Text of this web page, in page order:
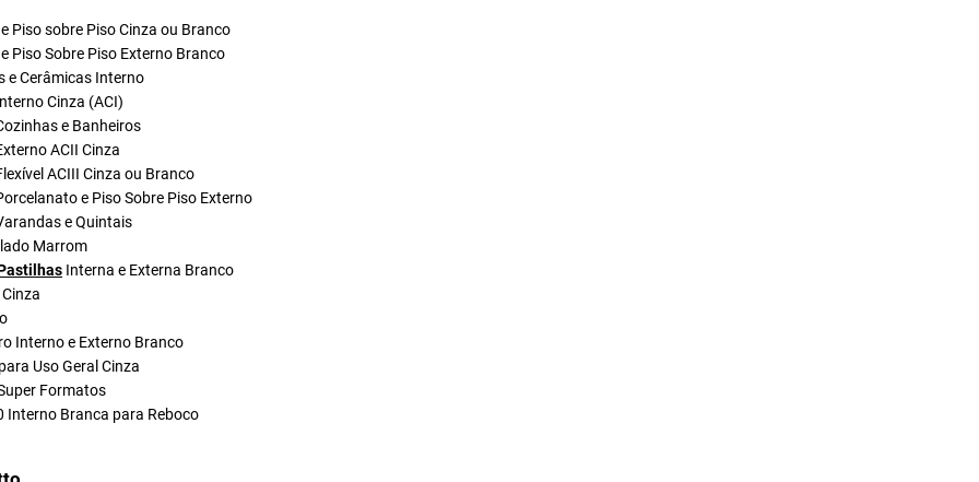
Piso sobre Piso Cinza ou Branco
Piso Sobre Piso Externo Branco
e Cerâmicas Interno
Cinza (ACI)
e Banheiros
ACII Cinza
ACIII Cinza ou Branco
e Piso Sobre Piso Externo
e Quintais
Marrom
Interna e Externa Branco
Interno e Externo Branco
Uso Geral Cinza
Formatos
Interno Branca para Reboco